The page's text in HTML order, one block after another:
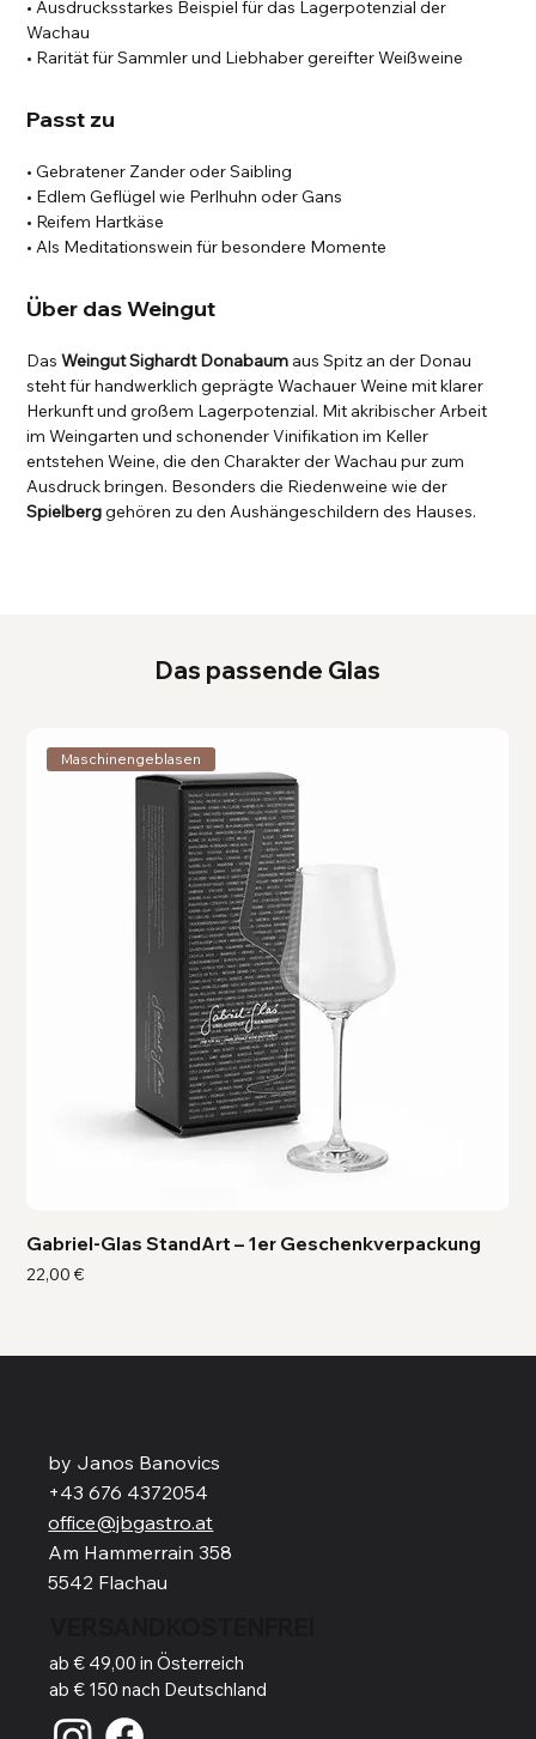
Das passende Glas
Maschinengeblasen
Gabriel-Glas StandArt – 1er Geschenkverpackung
Preis
22,00 €
• Ausdrucksstarkes Beispiel für das Lagerpotenzial der
Wachau
• Rarität für Sammler und Liebhaber gereifter Weißweine
Passt zu
• Gebratener Zander oder Saibling
• Edlem Geflügel wie Perlhuhn oder Gans
• Reifem Hartkäse
• Als Meditationswein für besondere Momente
Über das Weingut
DasWeingut Sighardt Donabaum aus Spitz an der Donau
steht für handwerklich geprägte Wachauer Weine mit klarer
Herkunft und großem Lagerpotenzial. Mit akribischer Arbeit
im Weingarten und schonender Vinifikation im Keller
entstehen Weine, die den Charakter der Wachau pur zum
Ausdruck bringen. Besonders die Riedenweine wie der
Spielberggehören zu den Aushängeschildern des Hauses.
by Janos Banovics
+43 676 4372054
office@jbgastro.at
Am Hammerrain 358
5542 Flachau
ab € 49,00 in Österreich
ab € 150 nach Deutschland